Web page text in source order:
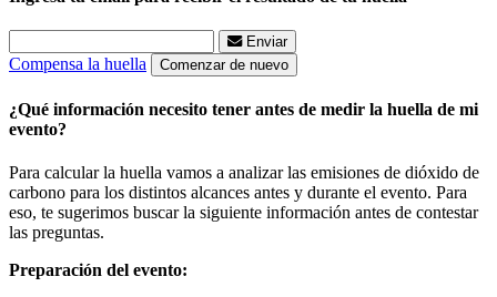
Enviar
Compensa la huella Comenzar de nuevo
¿Qué información necesito tener antes de medir la huella de mi
evento?
Para calcular la huella vamos a analizar las emisiones de dióxido de
carbono para los distintos alcances antes y durante el evento. Para
eso, te sugerimos buscar la siguiente información antes de contestar
las preguntas.
Preparación del evento: